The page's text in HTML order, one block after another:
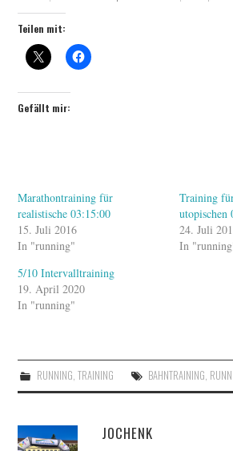
Teilen mit:
Gefällt mir:
Marathontraining für
realistische 03:15:00
15. Juli 2016
In "running"
Training
utopischen
24. Juli
In
5/10 Intervalltraining
19. April 2020
In "running"
RUNNING, TRAINING BAHNTRAINING,
JOCHENK